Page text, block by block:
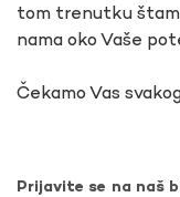
tom trenutku
nama oko Vaše
Čekamo Vas
Prijavite se na naš